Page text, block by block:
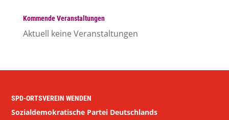
Kommende Veranstaltungen
Aktuell keine Veranstaltungen
SPD-ORTSVEREIN WENDEN
Sozialdemokratische Partei Deutschlands